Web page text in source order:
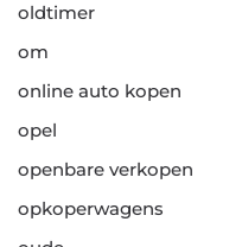
oldtimer
om
online auto kopen
opel
openbare verkopen
opkoperwagens